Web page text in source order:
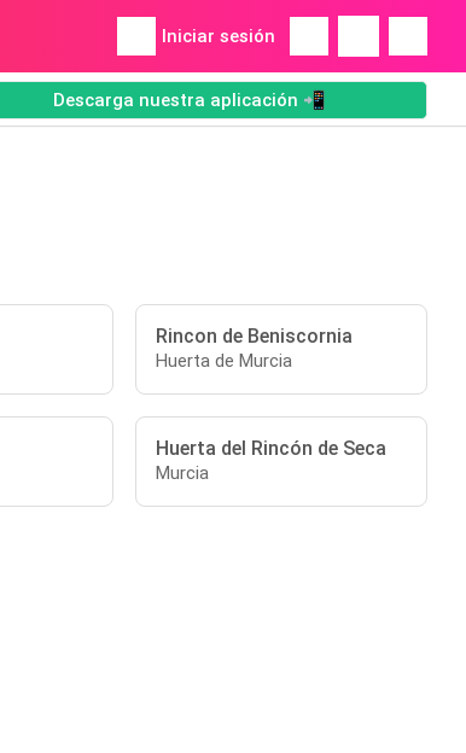
Iniciar sesión
Descarga nuestra aplicación 📲
Rincon de Beniscornia
Huerta de Murcia
Huerta del Rincón de Seca
Murcia